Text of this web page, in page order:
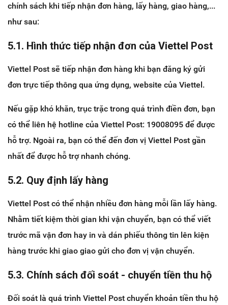
chính sách khi tiếp nhận đơn hàng, lấy hàng, giao hàng,...
như sau:
5.1. Hình thức tiếp nhận đơn của Viettel Post
Viettel Post sẽ tiếp nhận đơn hàng khi bạn đăng ký gửi
đơn trực tiếp thông qua ứng dụng, website của Viettel.
Nếu gặp khó khăn, trục trặc trong quá trình điền đơn, bạn
có thể liên hệ hotline của Viettel Post: 19008095 để được
hỗ trợ. Ngoài ra, bạn có thể đến đơn vị Viettel Post gần
nhất để được hỗ trợ nhanh chóng.
5.2. Quy định lấy hàng
Viettel Post có thể nhận nhiều đơn hàng mỗi lần lấy hàng.
Nhằm tiết kiệm thời gian khi vận chuyển, bạn có thể viết
trước mã vận đơn hay in và dán phiếu thông tin lên kiện
hàng trước khi giao giao gửi cho đơn vị vận chuyển.
5.3. Chính sách đối soát - chuyển tiền thu hộ
Đối soát là quá trình Viettel Post chuyển khoản tiền thu hộ